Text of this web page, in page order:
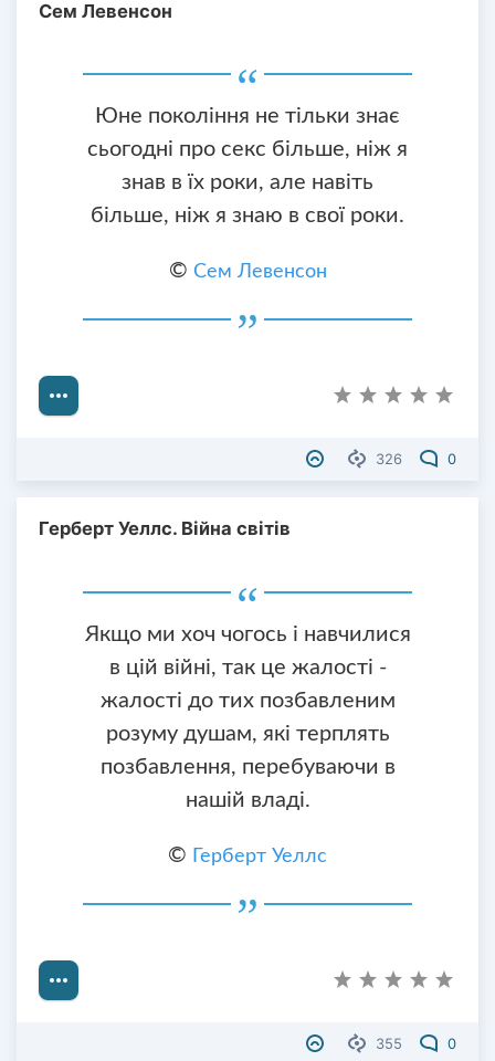
Сем Левенсон
Юне покоління не тільки знає
сьогодні про секс більше, ніж я
знав в їх роки, але навіть
більше, ніж я знаю в свої роки.
© Сем Левенсон
326 0
Герберт Уеллс. Війна світів
Якщо ми хоч чогось і навчилися
в цій війні, так це жалості -
жалості до тих позбавленим
розуму душам, які терплять
позбавлення, перебуваючи в
нашій владі.
© Герберт Уеллс
355 0